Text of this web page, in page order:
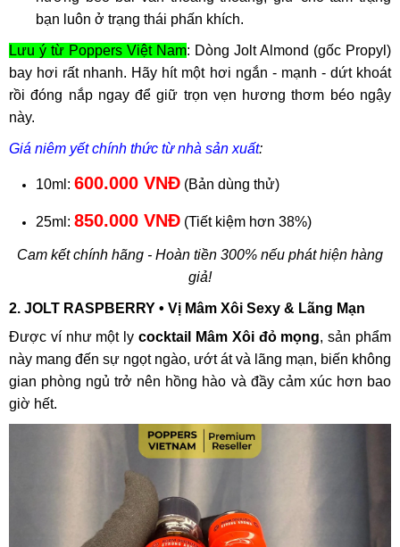
bạn luôn ở trạng thái phấn khích.
Lưu ý từ Poppers Việt Nam: Dòng Jolt Almond (gốc Propyl)
bay hơi rất nhanh. Hãy hít một hơi ngắn - mạnh - dứt khoát
rồi đóng nắp ngay để giữ trọn vẹn hương thơm béo ngậy
này.
Giá niêm yết chính thức từ nhà sản xuất:
10ml: 600.000 VNĐ (Bản dùng thử)
25ml: 850.000 VNĐ (Tiết kiệm hơn 38%)
Cam kết chính hãng - Hoàn tiền 300% nếu phát hiện hàng
giả!
2. JOLT RASPBERRY • Vị Mâm Xôi Sexy & Lãng Mạn
Được ví như một lycocktail Mâm Xôi đỏ mọng, sản phẩm
này mang đến sự ngọt ngào, ướt át và lãng mạn, biến không
gian phòng ngủ trở nên hồng hào và đầy cảm xúc hơn bao
giờ hết.